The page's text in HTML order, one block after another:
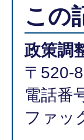
この
政策調
〒520-
電話番
ファッ